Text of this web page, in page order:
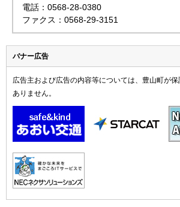
電話：0568-28-0380
ファクス：0568-29-3151
バナー広告
広告主および広告の内容等については、豊山町が
ありません。